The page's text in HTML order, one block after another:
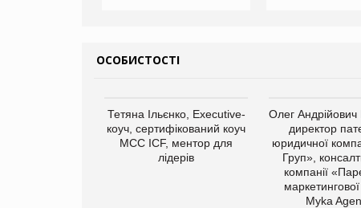
ОСОБИСТОСТІ
Тетяна Ільєнко, Executive-
коуч, сертифікований коуч
МСС ICF, ментор для
лідерів
Олег Андрійович
директор
юридичної
Груп»,
компанії
маркетингової
Myka